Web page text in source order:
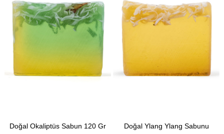
Doğal Okaliptüs Sabun 120 Gr Doğal Ylang Ylang Sabunu